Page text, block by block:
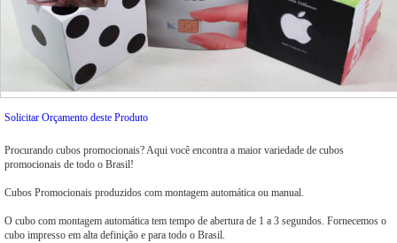
Solicitar Orçamento deste Produto
Procurando cubos promocionais? Aqui você encontra a maior variedade de cubos
promocionais de todo o Brasil!
Cubos Promocionais produzidos com montagem automática ou manual.
O cubo com montagem automática tem tempo de abertura de 1 a 3 segundos. Fornecemos o
cubo impresso em alta definição e para todo o Brasil.